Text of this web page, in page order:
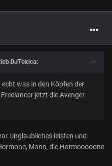
DJToxica:
was in den Köpfen der
jetzt die Avenger
Unglaubliches leisten und
Mann, die Hormooooone